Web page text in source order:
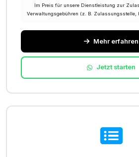
Im Preis für unsere Dienstleistung zur
Verwaltungsgebühren (z. B. Zulassungsstelle,
Mehr erfahren
Jetzt starten